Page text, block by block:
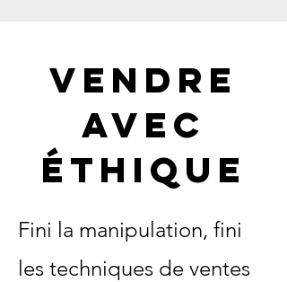
VENDRE
AVEC
ÉTHIQUE
Fini la manipulation, fini
les techniques de ventes